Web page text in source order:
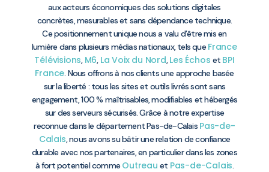
aux acteurs économiques des solutions digitales
concrètes, mesurables et sans dépendance technique.
Ce positionnement unique nous a valu d’être mis en
lumière dans plusieurs médias nationaux, tels que France
Télévisions, M6, La Voix du Nord,Les Échos et BPI
France. Nous offrons à nos clients une approche basée
sur la liberté : tous les sites et outils livrés sont sans
engagement, 100 % maîtrisables, modifiables et hébergés
sur des serveurs sécurisés. Grâce à notre expertise
reconnue dans le département Pas-de-Calais Pas-de-
Calais, nous avons su bâtir une relation de confiance
durable avec nos partenaires, en particulier dans les zones
à fort potentiel comme Outreau et Pas-de-Calais.